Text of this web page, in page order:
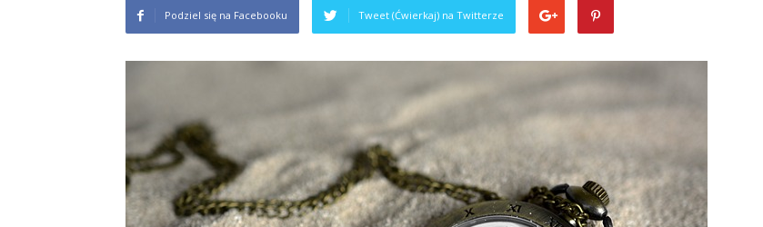
Podziel się na Facebooku Tweet (Ćwierkaj) na Twitterze